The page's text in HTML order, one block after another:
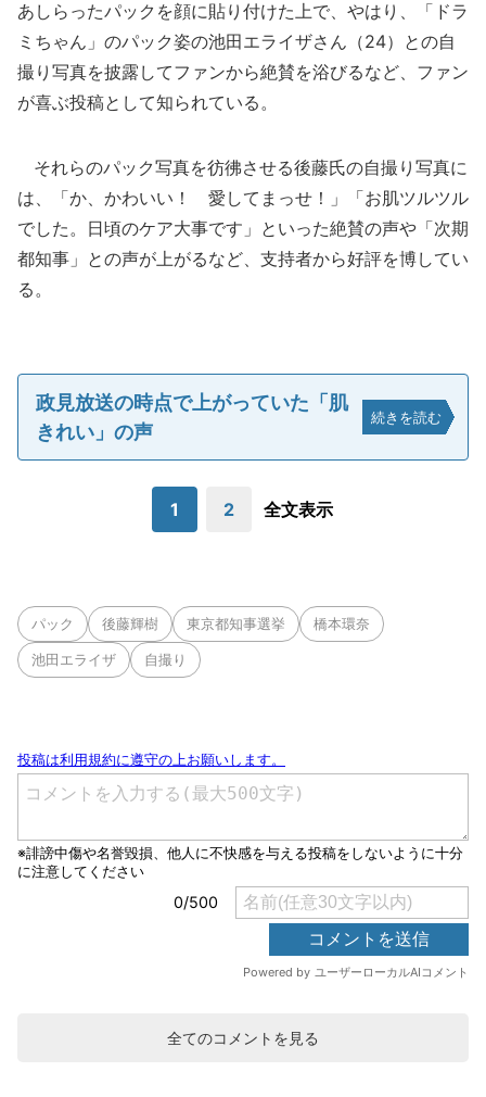
あしらったパックを顔に貼り付けた上で、やはり、「ドラ
ミちゃん」のパック姿の池田エライザさん（24）との自
撮り写真を披露してファンから絶賛を浴びるなど、ファン
が喜ぶ投稿として知られている。
それらのパック写真を彷彿させる後藤氏の自撮り写真に
は、「か、かわいい！ 愛してまっせ！」「お肌ツルツル
でした。日頃のケア大事です」といった絶賛の声や「次期
都知事」との声が上がるなど、支持者から好評を博してい
る。
政見放送の時点で上がっていた「肌
きれい」の声
続きを読む
1 2 全文表示
パック 後藤輝樹 東京都知事選挙 橋本環奈
池田エライザ 自撮り
全てのコメントを見る